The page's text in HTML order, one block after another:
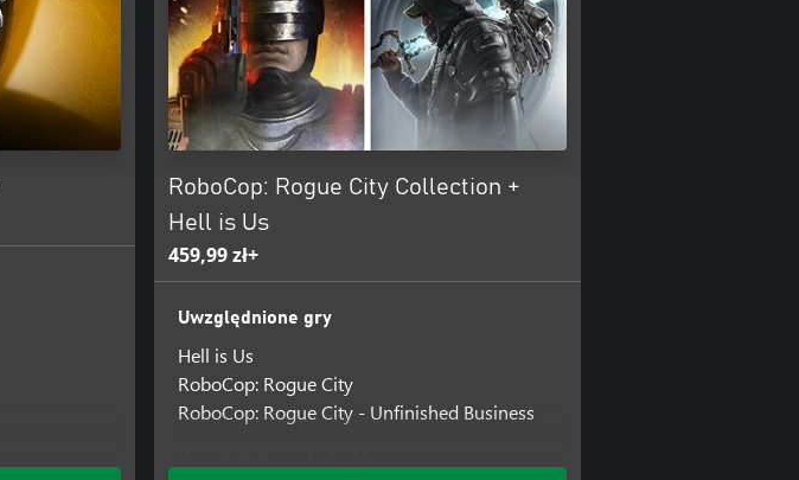
RoboCop: Rogue City Collection +
Hell is Us
459,99 zł+
Uwzględnione gry
Hell is Us
RoboCop: Rogue City
RoboCop: Rogue City - Unfinished Business